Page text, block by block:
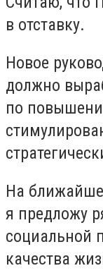
в отставку.
Новое
должно
по
На
я предложу
социальной
качества